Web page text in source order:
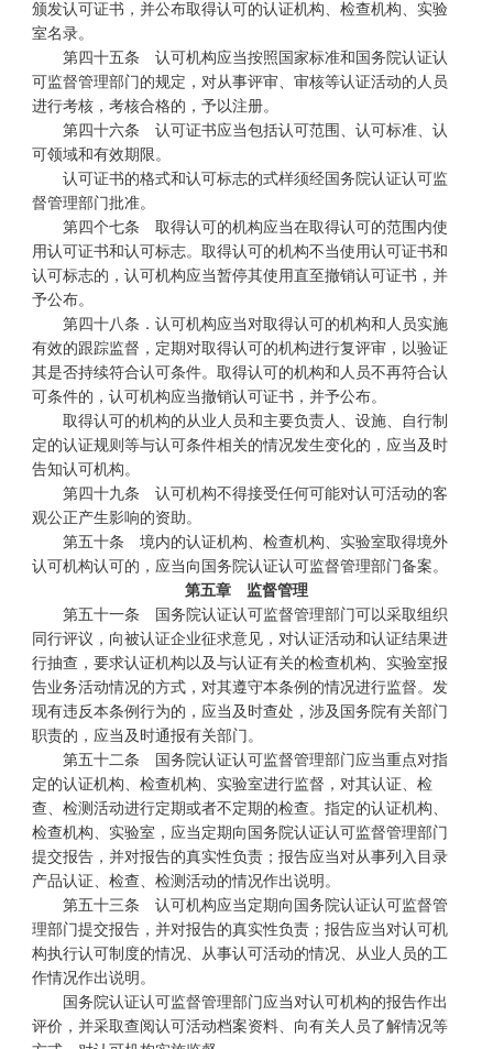
颁发认可证书，并公布取得认可的认证机构、检查机构、实验
室名录。
第四十五条 认可机构应当按照国家标准和国务院认证认
可监督管理部门的规定，对从事评审、审核等认证活动的人员
进行考核，考核合格的，予以注册。
第四十六条 认可证书应当包括认可范围、认可标准、认
可领域和有效期限。
认可证书的格式和认可标志的式样须经国务院认证认可监
督管理部门批准。
第四个七条 取得认可的机构应当在取得认可的范围内使
用认可证书和认可标志。取得认可的机构不当使用认可证书和
认可标志的，认可机构应当暂停其使用直至撤销认可证书，并
予公布。
第四十八条．认可机构应当对取得认可的机构和人员实施
有效的跟踪监督，定期对取得认可的机构进行复评审，以验证
其是否持续符合认可条件。取得认可的机构和人员不再符合认
可条件的，认可机构应当撤销认可证书，并予公布。
取得认可的机构的从业人员和主要负责人、设施、自行制
定的认证规则等与认可条件相关的情况发生变化的，应当及时
告知认可机构。
第四十九条 认可机构不得接受任何可能对认可活动的客
观公正产生影响的资助。
第五十条 境内的认证机构、检查机构、实验室取得境外
认可机构认可的，应当向国务院认证认可监督管理部门备案。
第五章 监督管理
第五十一条 国务院认证认可监督管理部门可以采取组织
同行评议，向被认证企业征求意见，对认证活动和认证结果进
行抽查，要求认证机构以及与认证有关的检查机构、实验室报
告业务活动情况的方式，对其遵守本条例的情况进行监督。发
现有违反本条例行为的，应当及时查处，涉及国务院有关部门
职责的，应当及时通报有关部门。
第五十二条 国务院认证认可监督管理部门应当重点对指
定的认证机构、检查机构、实验室进行监督，对其认证、检
查、检测活动进行定期或者不定期的检查。指定的认证机构、
检查机构、实验室，应当定期向国务院认证认可监督管理部门
提交报告，并对报告的真实性负责；报告应当对从事列入目录
产品认证、检查、检测活动的情况作出说明。
第五十三条 认可机构应当定期向国务院认证认可监督管
理部门提交报告，并对报告的真实性负责；报告应当对认可机
构执行认可制度的情况、从事认可活动的情况、从业人员的工
作情况作出说明。
国务院认证认可监督管理部门应当对认可机构的报告作出
评价，并采取查阅认可活动档案资料、向有关人员了解情况等